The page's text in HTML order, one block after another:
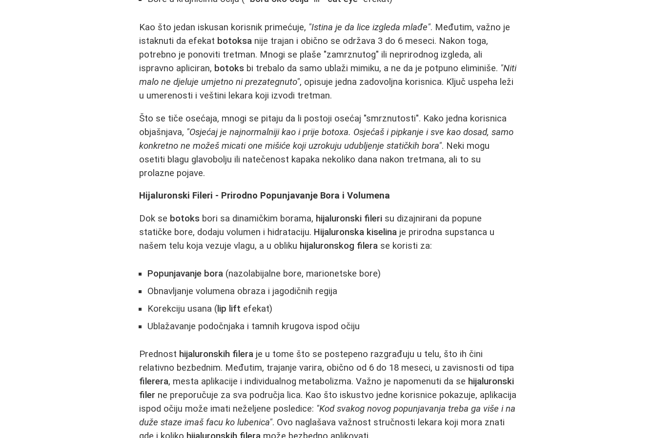
Kao što jedan iskusan korisnik primećuje, "Istina je da lice izgleda mlađe". Međutim, važno je
istaknuti da efekat botoksa nije trajan i obično se održava 3 do 6 meseci. Nakon toga,
potrebno je ponoviti tretman. Mnogi se plaše "zamrznutog" ili neprirodnog izgleda, ali
ispravno apliciran, botoks bi trebalo da samo ublaži mimiku, a ne da je potpuno eliminiše. "Niti
malo ne djeluje umjetno ni prezategnuto", opisuje jedna zadovoljna korisnica. Ključ uspeha leži
u umerenosti i veštini lekara koji izvodi tretman.
Što se tiče osećaja, mnogi se pitaju da li postoji osećaj "smrznutosti". Kako jedna korisnica
objašnjava, "Osjećaj je najnormalniji kao i prije botoxa. Osjećaš i pipkanje i sve kao dosad, samo
konkretno ne možeš micati one mišiće koji uzrokuju udubljenje statičkih bora". Neki mogu
osetiti blagu glavobolju ili natečenost kapaka nekoliko dana nakon tretmana, ali to su
prolazne pojave.
Hijaluronski Fileri - Prirodno Popunjavanje Bora i Volumena
Dok se botoks bori sa dinamičkim borama, hijaluronski fileri su dizajnirani da popune
statičke bore, dodaju volumen i hidrataciju. Hijaluronska kiselina je prirodna supstanca u
našem telu koja vezuje vlagu, a u obliku hijaluronskog filera se koristi za:
Popunjavanje bora (nazolabijalne bore, marionetske bore)
Obnavljanje volumena obraza i jagodičnih regija
Korekciju usana (lip lift efekat)
Ublažavanje podočnjaka i tamnih krugova ispod očiju
Prednost hijaluronskih filera je u tome što se postepeno razgrađuju u telu, što ih čini
relativno bezbednim. Međutim, trajanje varira, obično od 6 do 18 meseci, u zavisnosti od tipa
filerera, mesta aplikacije i individualnog metabolizma. Važno je napomenuti da se hijaluronski
filer ne preporučuje za sva područja lica. Kao što iskustvo jedne korisnice pokazuje, aplikacija
ispod očiju može imati neželjene posledice: "Kod svakog novog popunjavanja treba ga više i na
duže staze imaš facu ko lubenica". Ovo naglašava važnost stručnosti lekara koji mora znati